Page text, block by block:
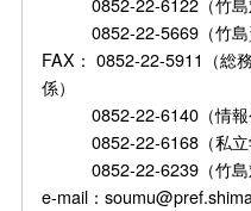
0852-22-5669（竹島
FAX： 0852-22-5911（総
係）
0852-22-6140（情報公
0852-22-6168（私立学
0852-22-6239（竹島対
e-mail：